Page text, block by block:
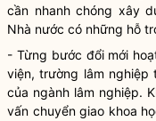
cần nhanh chóng xây
Nhà nước có những hỗ
- Từng bước đổi mới
viện, trường lâm
của ngành lâm nghiệp.
vấn chuyển giao khoa